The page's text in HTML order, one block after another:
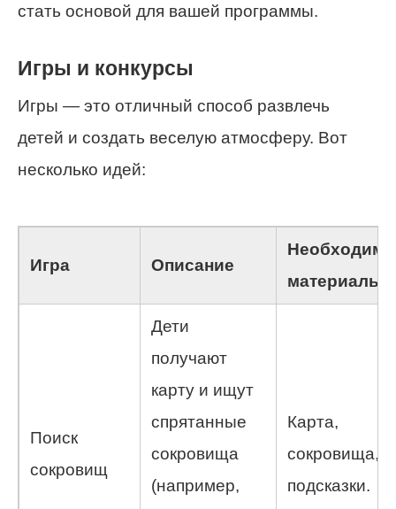
стать основой для вашей программы.
Игры и конкурсы
Игры — это отличный способ развлечь
детей и создать веселую атмосферу. Вот
несколько идей:
Игра Описание
материалы
Поиск
сокровищ
Дети
получают
карту и ищут
спрятанные
сокровища
(например,
Карта,
сокровища,
подсказки.